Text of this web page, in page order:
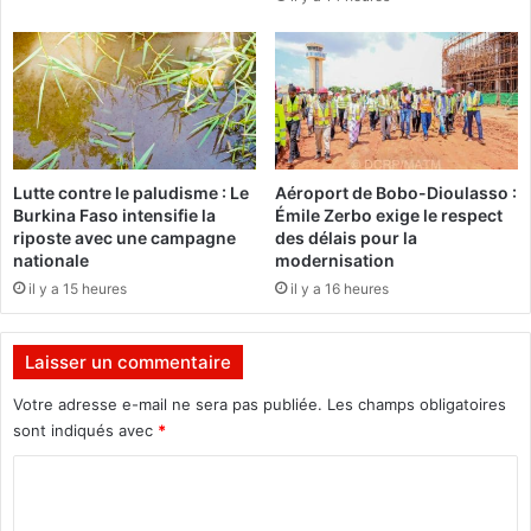
D
i
o
u
l
a
s
s
o
A
l
i
,
e
s
m
o
t
Lutte contre le paludisme : Le
Burkina Faso intensifie la
riposte avec une campagne
nationale
il y a 15 heures
Aéroport de Bobo-Dioulasso :
Émile Zerbo exige le respect
des délais pour la
modernisation
il y a 16 heures
Laisser un commentaire
Votre adresse e-mail ne sera pas publiée. Les champs obligatoires
sont indiqués avec *